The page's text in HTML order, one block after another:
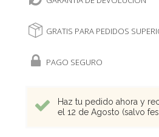
GRATIS PARA PEDIDOS
PAGO SEGURO
Haz tu pedido ahora y
el 12 de Agosto (salvo